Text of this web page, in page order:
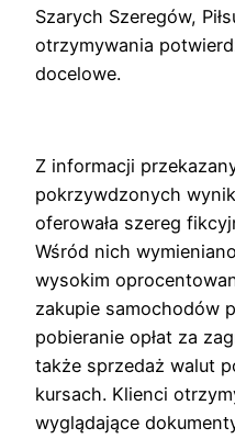
Szarych Szeregów,
otrzymywania
docelowe.
Z informacji
pokrzywdzonych
oferowała szereg
Wśród nich
wysokim
zakupie samochodów
pobieranie opłat za
także sprzedaż walut
kursach. Klienci
wyglądające